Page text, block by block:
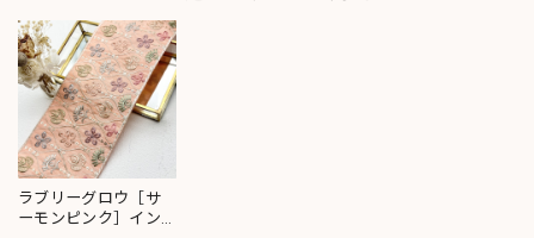
ラブリーグロウ［サ
ーモンピンク］イン